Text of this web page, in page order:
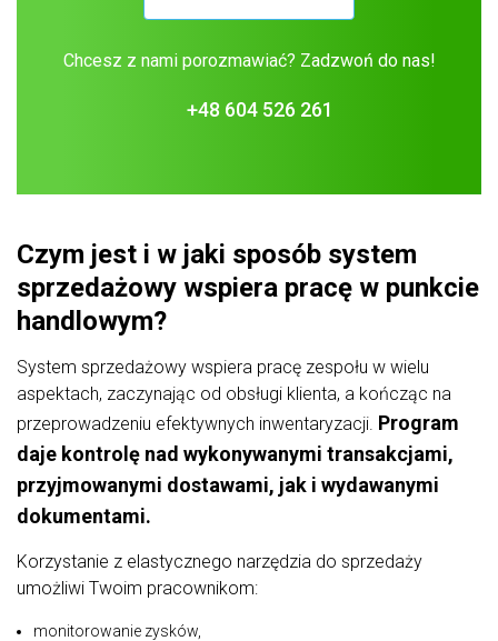
Chcesz z nami porozmawiać? Zadzwoń do nas!
+48 604 526 261
Czym jest i w jaki sposób system
sprzedażowy wspiera pracę w punkcie
handlowym?
System sprzedażowy wspiera pracę zespołu w wielu
aspektach, zaczynając od obsługi klienta, a kończąc na
przeprowadzeniu efektywnych inwentaryzacji. Program
daje kontrolę nad wykonywanymi transakcjami,
przyjmowanymi dostawami, jak i wydawanymi
dokumentami.
Korzystanie z elastycznego narzędzia do sprzedaży
umożliwi Twoim pracownikom:
monitorowanie zysków,